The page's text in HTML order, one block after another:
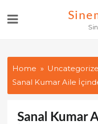
Home
Sanal Kumar Aile
Sanal Kumar